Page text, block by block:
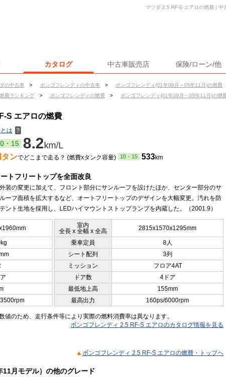
カタログ 中古車販売店 保険/ローン/他
の中古車 > ボンゴフレンディの中古車 > ボンゴフレンディ(01年09月～05年11月)の燃費
費ランキング > ボンゴフレンディの燃費 > ボンゴフレンディ(01年09月～05年11月)の燃
マツダ 2.5 RF-S エアロの燃費 | 中
S エアロの燃費
は ？
・15 8.2km/L
タンでどこまで走る？ (燃費xタンク容量) 10・15 533km
トフリートップを全面改良
装の変更に加えて、フロント部分にサンルーフを設けたほか、センター部分のサ
ーフ面積を拡大するなど、オートフリートップのデザインを大幅変更。汚れを防
ント生地を採用し、LEDハイマウントストップランプを内蔵した。（2001.9）
室内
全長 x 全幅 x 全高
2815x1570x1295mm
乗車定員
8人
シート配列
3列
ミッション
フロア4AT
ドア数
4ドア
最低地上高
155mm
最高出力 160ps/6000rpm
のため、走行条件等により実際の燃料消費率は異なります。
ボンゴフレンディ 2.5 RF-S エアロのカタログ情報を見る
ボンゴフレンディ 2.5 RF-S エアロの燃費・トップヘ
月モデル）の他のグレード